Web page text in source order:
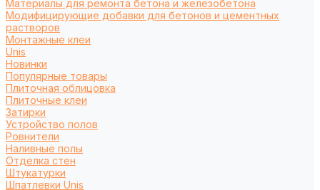
Материалы для ремонта бетона и железобетона
Модифицирующие добавки для бетонов и цементных
растворов
Монтажные клеи
Unis
Новинки
Популярные товары
Плиточная облицовка
Плиточные клеи
Затирки
Устройство полов
Ровнители
Наливные полы
Отделка стен
Штукатурки
Шпатлевки Unis